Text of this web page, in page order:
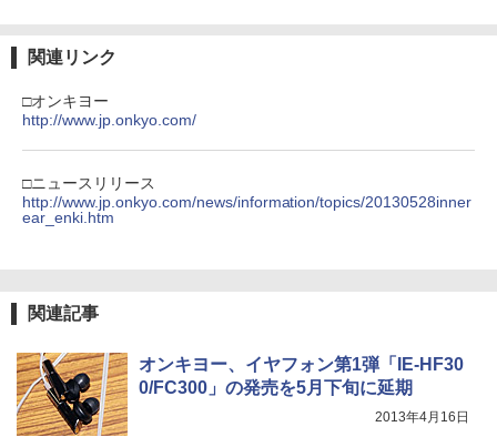
関連リンク
□オンキヨー
http://www.jp.onkyo.com/
□ニュースリリース
http://www.jp.onkyo.com/news/information/topics/20130528inner
ear_enki.htm
関連記事
オンキヨー、イヤフォン第1弾「IE-HF30
0/FC300」の発売を5月下旬に延期
2013年4月16日